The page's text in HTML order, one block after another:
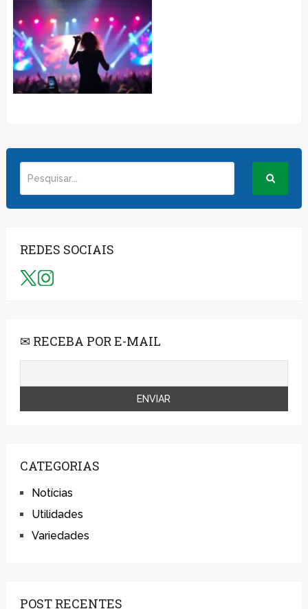
REDES SOCIAIS
✉ RECEBA POR E-MAIL
CATEGORIAS
Notícias
Utilidades
Variedades
POST RECENTES